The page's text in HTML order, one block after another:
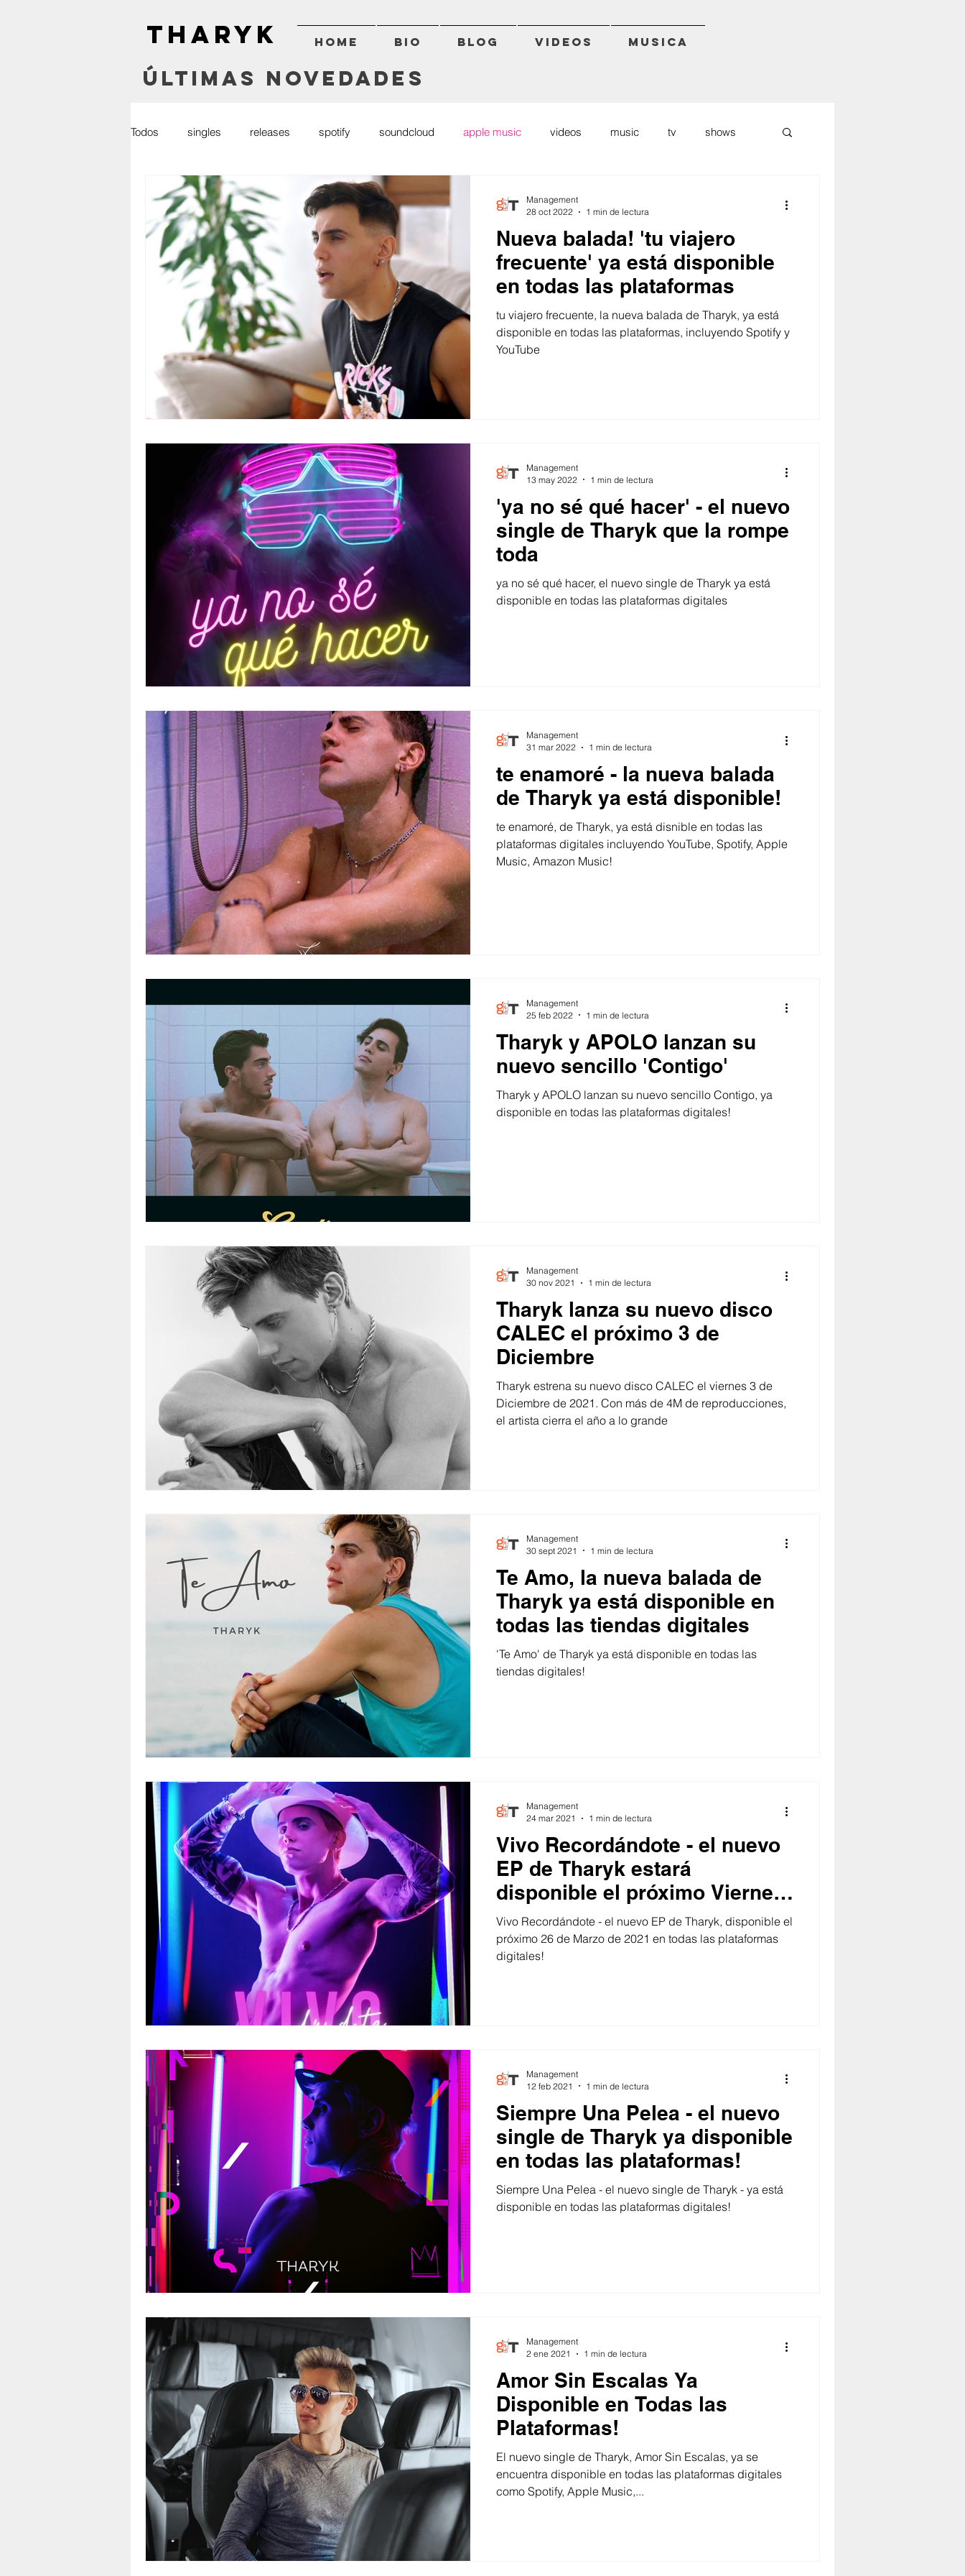
THARYK HOME BIO BLOG VIDEOS MUSICA
Últimas Novedades
Todos singles releases spotify soundcloud apple music videos music tv shows
radio press news novedades
Nueva balada! 'tu viajero
frecuente' ya está disponible
en todas las plataformas
tu viajero frecuente, la nueva balada de Tharyk, ya está
disponible en todas las plataformas, incluyendo Spotify y
YouTube
Management
28 oct 2022
1 min de lectura
'ya no sé qué hacer' - el nuevo
single de Tharyk que la rompe
toda
ya no sé qué hacer, el nuevo single de Tharyk ya está
disponible en todas las plataformas digitales
Management
13 may 2022
1 min de lectura
te enamoré - la nueva balada
de Tharyk ya está disponible!
te enamoré, de Tharyk, ya está disnible en todas las
plataformas digitales incluyendo YouTube, Spotify, Apple
Music, Amazon Music!
Management
31 mar 2022
1 min de lectura
Tharyk y APOLO lanzan su
nuevo sencillo 'Contigo'
Tharyk y APOLO lanzan su nuevo sencillo Contigo, ya
disponible en todas las plataformas digitales!
Management
25 feb 2022
1 min de lectura
Tharyk lanza su nuevo disco
CALEC el próximo 3 de
Diciembre
Tharyk estrena su nuevo disco CALEC el viernes 3 de
Diciembre de 2021. Con más de 4M de reproducciones,
el artista cierra el año a lo grande
Management
30 nov 2021
1 min de lectura
Te Amo, la nueva balada de
Tharyk ya está disponible en
todas las tiendas digitales
'Te Amo' de Tharyk ya está disponible en todas las
tiendas digitales!
Management
30 sept 2021
1 min de lectura
Vivo Recordándote - el nuevo
EP de Tharyk estará
disponible el próximo Viernes
26 de Marzo!
Vivo Recordándote - el nuevo EP de Tharyk, disponible el
próximo 26 de Marzo de 2021 en todas las plataformas
digitales!
Management
24 mar 2021
1 min de lectura
Siempre Una Pelea - el nuevo
single de Tharyk ya disponible
en todas las plataformas!
Siempre Una Pelea - el nuevo single de Tharyk - ya está
disponible en todas las plataformas digitales!
Management
12 feb 2021
1 min de lectura
Amor Sin Escalas Ya
Disponible en Todas las
Plataformas!
El nuevo single de Tharyk, Amor Sin Escalas, ya se
encuentra disponible en todas las plataformas digitales
como Spotify, Apple Music,...
Management
2 ene 2021
1 min de lectura